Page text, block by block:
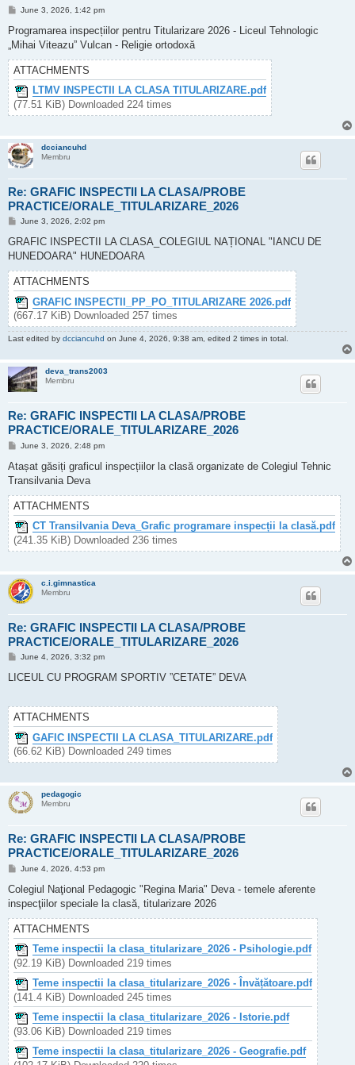
P
s
June 3, 2026, 1:42 pm
Programarea inspecțiilor pentru Titularizare 2026 - Liceul Tehnologic
„Mihai Viteazu” Vulcan - Religie ortodoxă
ATTACHMENTS
LTMV INSPECTII LA CLASA TITULARIZARE.pdf
(77.51 KiB) Downloaded 224 times
dcciancuhd
Membru
Re: GRAFIC INSPECTII LA CLASA/PROBE
PRACTICE/ORALE_TITULARIZARE_2026
P
s
June 3, 2026, 2:02 pm
GRAFIC INSPECTII LA CLASA_COLEGIUL NAȚIONAL "IANCU DE
HUNEDOARA" HUNEDOARA
ATTACHMENTS
GRAFIC INSPECTII_PP_PO_TITULARIZARE 2026.pdf
(667.17 KiB) Downloaded 257 times
Last edited by dcciancuhd on June 4, 2026, 9:38 am, edited 2 times in total.
deva_trans2003
Membru
Re: GRAFIC INSPECTII LA CLASA/PROBE
PRACTICE/ORALE_TITULARIZARE_2026
P
s
June 3, 2026, 2:48 pm
Atașat găsiți graficul inspecțiilor la clasă organizate de Colegiul Tehnic
Transilvania Deva
ATTACHMENTS
CT Transilvania Deva_Grafic programare inspecții la clasă.pdf
(241.35 KiB) Downloaded 236 times
c.i.gimnastica
Membru
Re: GRAFIC INSPECTII LA CLASA/PROBE
PRACTICE/ORALE_TITULARIZARE_2026
P
s
June 4, 2026, 3:32 pm
LICEUL CU PROGRAM SPORTIV ”CETATE” DEVA
ATTACHMENTS
GAFIC INSPECTII LA CLASA_TITULARIZARE.pdf
(66.62 KiB) Downloaded 249 times
pedagogic
Membru
Re: GRAFIC INSPECTII LA CLASA/PROBE
PRACTICE/ORALE_TITULARIZARE_2026
P
s
June 4, 2026, 4:53 pm
Colegiul Naţional Pedagogic "Regina Maria" Deva - temele aferente
inspecţiilor speciale la clasă, titularizare 2026
ATTACHMENTS
Teme inspectii la clasa_titularizare_2026 - Psihologie.pdf
(92.19 KiB) Downloaded 219 times
Teme inspectii la clasa_titularizare_2026 - Învățătoare.pdf
(141.4 KiB) Downloaded 245 times
Teme inspectii la clasa_titularizare_2026 - Istorie.pdf
(93.06 KiB) Downloaded 219 times
Teme inspectii la clasa_titularizare_2026 - Geografie.pdf